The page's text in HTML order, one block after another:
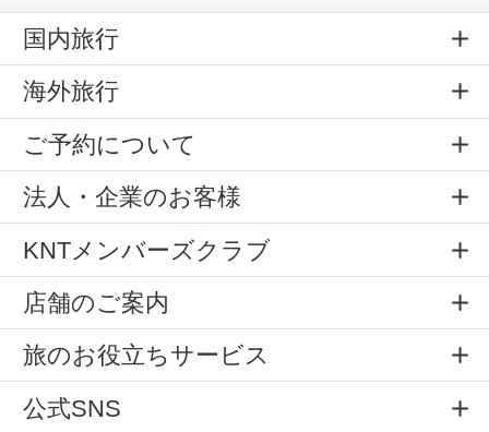
国内旅行
海外旅行
ご予約について
法人・企業のお客様
KNTメンバーズクラブ
店舗のご案内
旅のお役立ちサービス
公式SNS